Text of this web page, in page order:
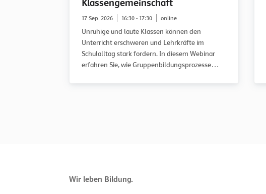
Klassengemeinschaft
17 Sep. 2026 16:30 - 17:30 online
Unruhige und laute Klassen können den
Unterricht erschweren und Lehrkräfte im
Schulalltag stark fordern. In diesem Webinar
erfahren Sie, wie Gruppenbildungsprozesse
Wir leben Bildung.